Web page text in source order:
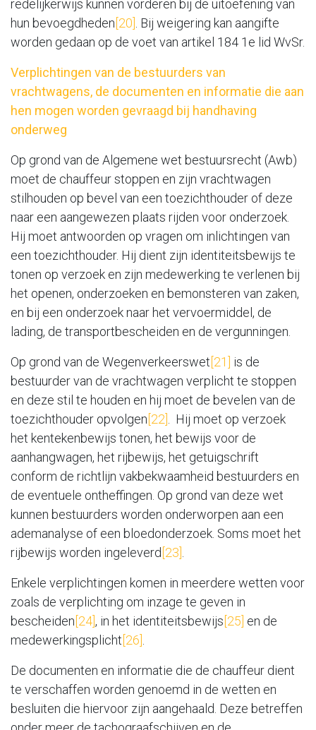
redelijkerwijs kunnen vorderen bij de uitoefening van
hun bevoegdheden [20]
. Bij weigering kan aangifte
worden gedaan op de voet van artikel 184 1e lid WvSr.
Verplichtingen van de bestuurders van
vrachtwagens, de documenten en informatie die aan
hen mogen worden gevraagd bij handhaving
onderweg
Op grond van de Algemene wet bestuursrecht (Awb)
moet de chauffeur stoppen en zijn vrachtwagen
stilhouden op bevel van een toezichthouder of deze
naar een aangewezen plaats rijden voor onderzoek.
Hij moet antwoorden op vragen om inlichtingen van
een toezichthouder. Hij dient zijn identiteitsbewijs te
tonen op verzoek en zijn medewerking te verlenen bij
het openen, onderzoeken en bemonsteren van zaken,
en bij een onderzoek naar het vervoermiddel, de
lading, de transportbescheiden en de vergunningen.
Op grond van de Wegenverkeerswet [21]
is de
bestuurder van de vrachtwagen verplicht te stoppen
en deze stil te houden en hij moet de bevelen van de
toezichthouder opvolgen [22]
. Hij moet op verzoek
het kentekenbewijs tonen, het bewijs voor de
aanhangwagen, het rijbewijs, het getuigschrift
conform de richtlijn vakbekwaamheid bestuurders en
de eventuele ontheffingen. Op grond van deze wet
kunnen bestuurders worden onderworpen aan een
ademanalyse of een bloedonderzoek. Soms moet het
rijbewijs worden ingeleverd [23]
Enkele verplichtingen komen in meerdere wetten voor
zoals de verplichting om inzage te geven in
bescheiden [24], in het identiteitsbewijs [25] en de
medewerkingsplicht [26]
De documenten en informatie die de chauffeur dient
te verschaffen worden genoemd in de wetten en
besluiten die hiervoor zijn aangehaald. Deze betreffen